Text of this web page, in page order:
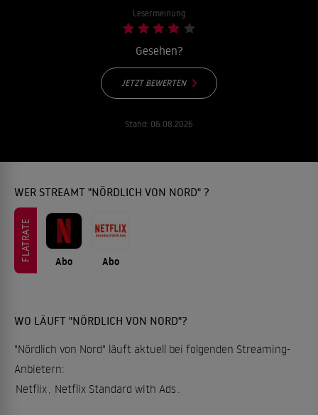
Lesermeinung
Gesehen?
JETZT BEWERTEN
Stand: 06.08.2026
WER STREAMT "NÖRDLICH VON NORD" ?
FLATRATE Abo Abo
WO LÄUFT "NÖRDLICH VON NORD"?
"Nördlich von Nord" läuft aktuell bei folgenden Streaming-
Anbietern:
Netflix Netflix Standard with Ads